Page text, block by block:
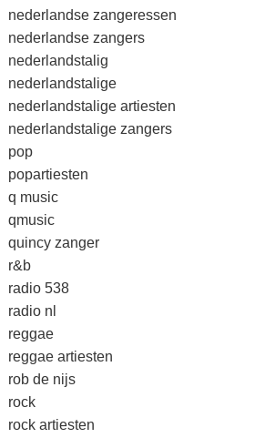
nederlandse zangeressen
nederlandse zangers
nederlandstalig
nederlandstalige
nederlandstalige artiesten
nederlandstalige zangers
pop
popartiesten
q music
qmusic
quincy zanger
r&b
radio 538
radio nl
reggae
reggae artiesten
rob de nijs
rock
rock artiesten